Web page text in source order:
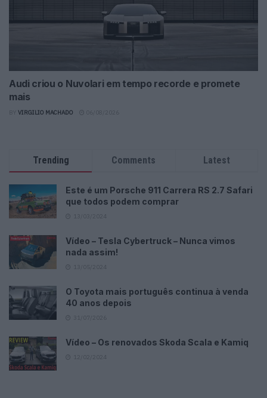
Audi criou o Nuvolari em tempo recorde e promete
mais
VIRGILIO MACHADO
Trending Comments Latest
Este é um Porsche 911 Carrera RS 2.7 Safari
que todos podem comprar
Vídeo – Tesla Cybertruck – Nunca vimos
nada assim!
O Toyota mais português continua à venda
40 anos depois
Vídeo – Os renovados Skoda Scala e Kamiq